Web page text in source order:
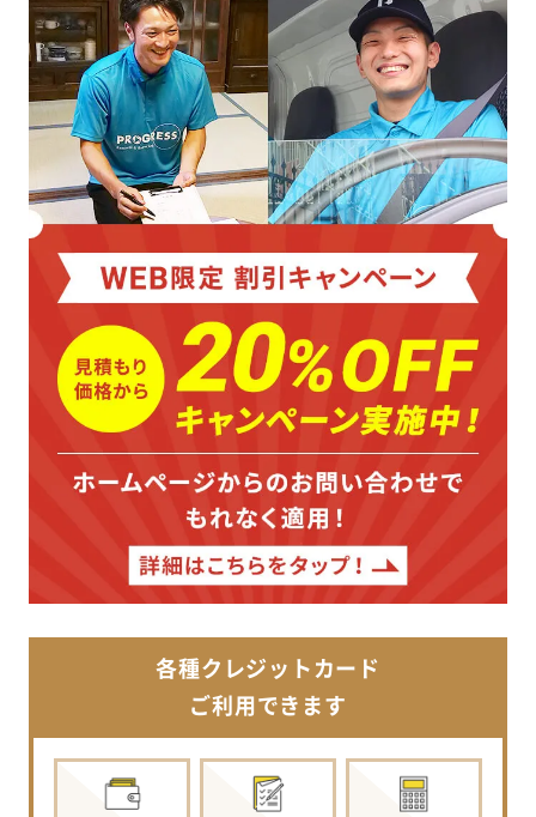
各種クレジットカード
ご利用できます